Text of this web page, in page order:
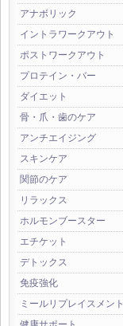
アナボリック
イントラワークアウト
ポストワークアウト
プロテイン・バー
ダイエット
骨・爪・歯のケア
アンチエイジング
スキンケア
関節のケア
リラックス
ホルモンブースター
エチケット
デトックス
免疫強化
ミールリプレイスメント